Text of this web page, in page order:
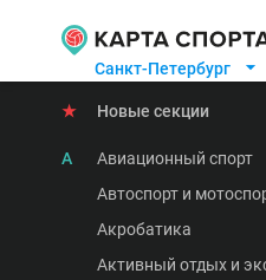
Санкт-Петербург 
★ Новые секции
А Авиационный спорт
Автоспорт и
Акробатика
Активный отдых и